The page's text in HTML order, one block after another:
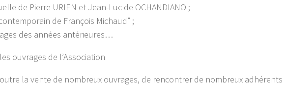
de Pierre URIEN et Jean-Luc de OCHANDIANO ;
de François Michaud” ;
des années antérieures…
ouvrages de l’Association
la vente de nombreux ouvrages, de rencontrer de nombreux adhérents